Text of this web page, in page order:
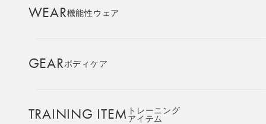
WEAR機能性ウェア
GEARボディケア
TRAINING ITEM トレーニング
アイテム
ベタつかず、粘着性に優れた